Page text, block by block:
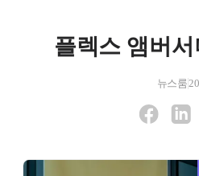
플렉스 앰버
뉴스룸